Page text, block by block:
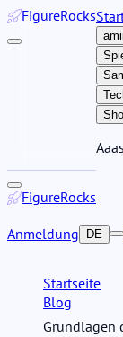
FigureRocks
FigureRocks
Anmeldung DE
Startseite
Blog
Grundlagen